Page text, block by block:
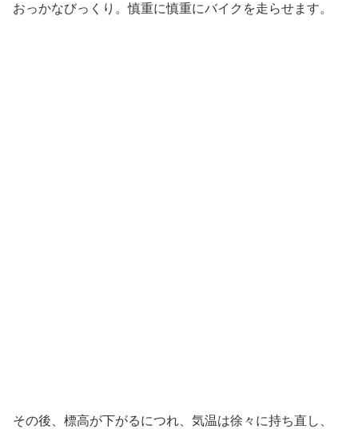
おっかなびっくり。慎重に慎重にバイクを走らせます。
その後、標高が下がるにつれ、気温は徐々に持ち直し、